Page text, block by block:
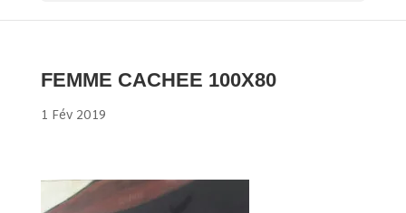
FEMME CACHEE 100X80
1 Fév 2019